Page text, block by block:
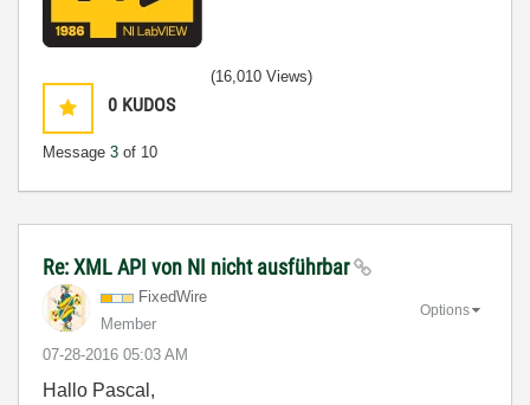
0 KUDOS
Message 3 of 10
(16,010 Views)
Re: XML API von NI nicht ausführbar
FixedWire
Member
‎07-28-2016 05:03 AM
Options
Hallo Pascal,